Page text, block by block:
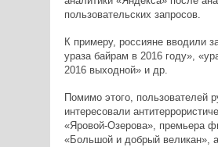
пользовательских запросов.
К примеру, россияне вводили
ураза байрам в 2016 году»,
2016 выходной» и др.
Помимо этого, пользователей
интересовали
«Яровой-Озерова», премьера
«Большой и добрый великан»,